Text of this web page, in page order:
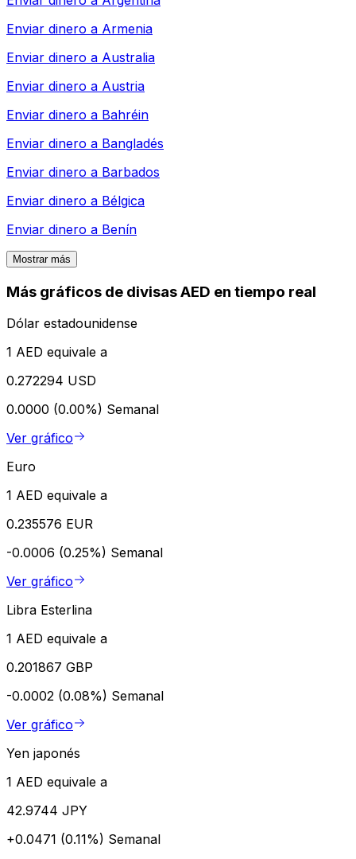
Enviar dinero a Armenia
Enviar dinero a Australia
Enviar dinero a Austria
Enviar dinero a Bahréin
Enviar dinero a Bangladés
Enviar dinero a Barbados
Enviar dinero a Bélgica
Enviar dinero a Benín
Mostrar más
Más gráficos de divisas AED en tiempo real
Dólar estadounidense
1 AED equivale a
0.272294 USD
0.0000 (0.00%) Semanal
Ver gráfico
Euro
1 AED equivale a
0.235576 EUR
-0.0006 (0.25%) Semanal
Ver gráfico
Libra Esterlina
1 AED equivale a
0.201867 GBP
-0.0002 (0.08%) Semanal
Ver gráfico
Yen japonés
1 AED equivale a
42.9744 JPY
+0.0471 (0.11%) Semanal